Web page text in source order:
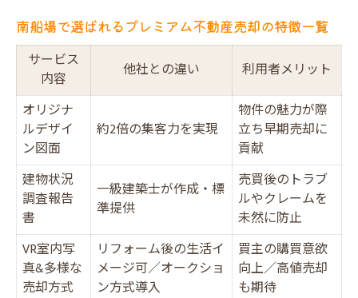
離婚時のプレミアム不動産売却流れ早見表
スムーズな売却を叶える段取りのコツ
離婚調停中でも売却は可能？ポイント解説
夫婦間の合意形成が売却成功のカギ
財産分与と売却手続きの注意点まとめ
masashi様
住宅ローン中の売却対応法も安心サポート
住宅ローン残債ありでも売却できる方法比
較
プレミアム不動産売却で任意売却も安心
南船場で選ばれるプレミアム不動産売却の特徴一覧
サービス
内容
他社との違い
利用者メリット
オリジナ
ルデザイ
ン図面
約2倍の集客力を実現
物件の魅力が際
立ち早期売却に
貢献
建物状況
調査報告
書
一級建築士が作成・標
準提供
売買後のトラブ
ルやクレームを
未然に防止
VR室内写
真&多様な
売却方式
リフォーム後の生活イ
メージ可／オークショ
ン方式導入
買主の購買意欲
向上／高値売却
も期待